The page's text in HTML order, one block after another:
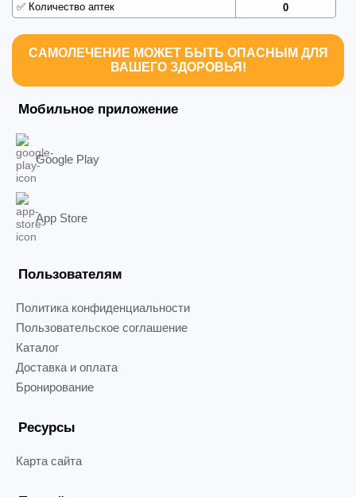
✅ Количество аптек 0
САМОЛЕЧЕНИЕ МОЖЕТ БЫТЬ ОПАСНЫМ ДЛЯ
ВАШЕГО ЗДОРОВЬЯ!
Мобильное приложение
Google Play
App Store
Пользователям
Политика конфиденциальности
Пользовательское соглашение
Каталог
Доставка и оплата
Бронирование
Ресурсы
Карта сайта